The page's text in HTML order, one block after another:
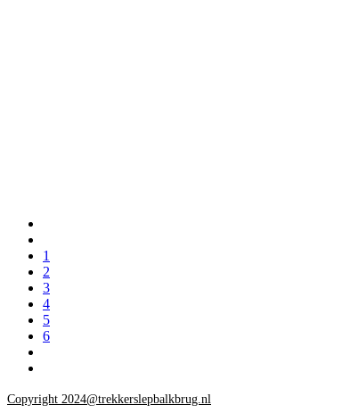
1
2
3
4
5
6
Copyright 2024@trekkerslepbalkbrug.nl